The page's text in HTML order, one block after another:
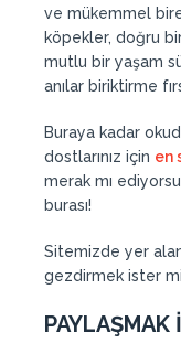
ve mükemmel
köpekler, doğru
mutlu bir yaşam
anılar biriktirme
Buraya kadar
dostlarınız için en
merak mı
burası!
Sitemizde yer
gezdirmek ister
PAYLAŞMAK